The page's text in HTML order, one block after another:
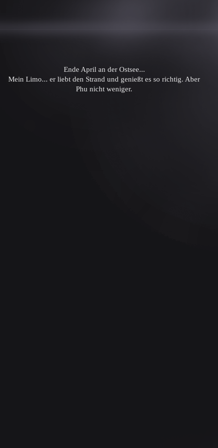
Ende April an der Ostsee...
Mein Limo... er liebt den Strand und genießt es so richtig. Aber
Phu nicht weniger.